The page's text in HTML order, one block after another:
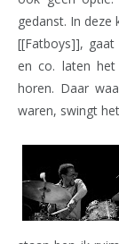
gedanst. In deze
[[Fatboys]],
en co. laten
horen. Daar
waren, swingt